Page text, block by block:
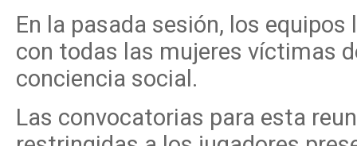
En la pasada sesión, los
con todas las mujeres víctimas
conciencia social.
Las convocatorias para esta